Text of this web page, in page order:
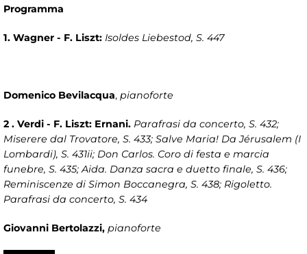
Programma
1. Wagner - F. Liszt: Isoldes Liebestod, S. 447
Domenico Bevilacqua, pianoforte
2 . Verdi - F. Liszt: Ernani. Parafrasi da concerto, S. 432;
Miserere dal Trovatore, S. 433; Salve Maria! Da Jérusalem (I
Lombardi), S. 431ii; Don Carlos. Coro di festa e marcia
funebre, S. 435; Aida. Danza sacra e duetto finale, S. 436;
Reminiscenze di Simon Boccanegra, S. 438; Rigoletto.
Parafrasi da concerto, S. 434
Giovanni Bertolazzi, pianoforte